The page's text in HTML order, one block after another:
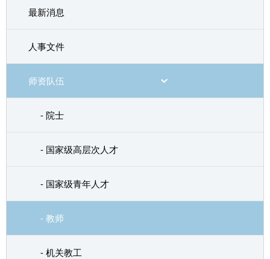
最新消息
人事文件
师资队伍
- 院士
- 国家级高层次人才
- 国家级青年人才
- 教师
- 机关教工